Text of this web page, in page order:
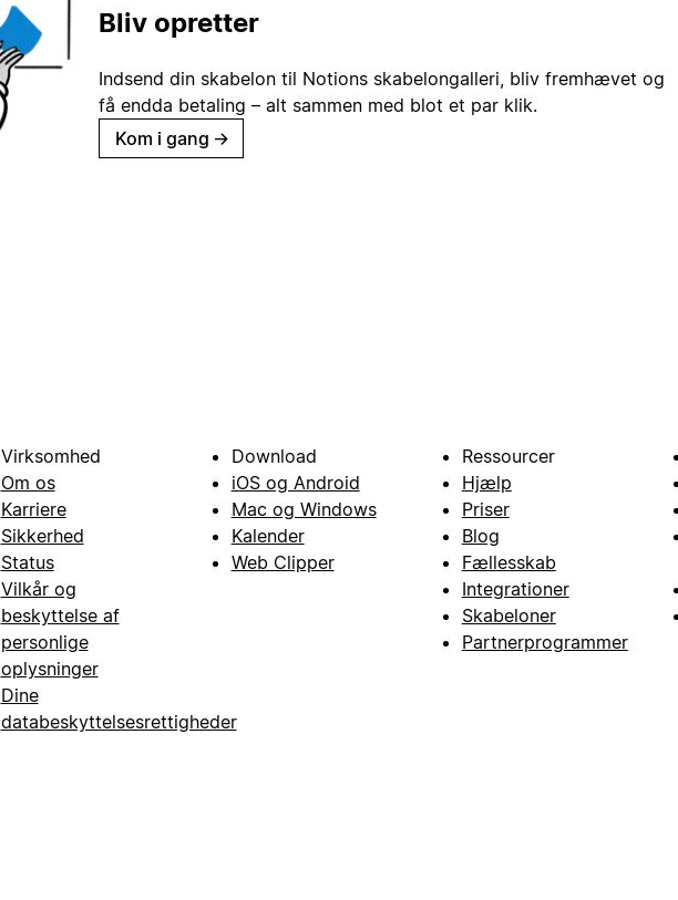
Bliv opretter
Indsend din skabelon til Notions skabelongalleri, bliv fremhævet og
få endda betaling – alt sammen med blot et par klik.
Kom i gang →
Virksomhed
Om os
Karriere
Sikkerhed
Status
Vilkår og
beskyttelse af
personlige
oplysninger
Dine
databeskyttelsesrettigheder
Download
iOS og Android
Mac og Windows
Kalender
Web Clipper
Ressourcer
Hjælp
Priser
Blog
Fællesskab
Integrationer
Skabeloner
Partnerprogrammer